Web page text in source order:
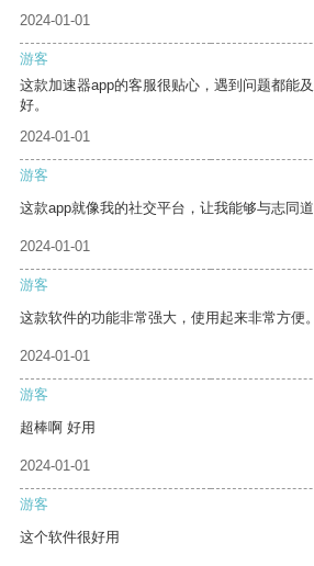
2024-01-01
游客
这款加速器app的客服很贴心，遇到问题都能
好。
2024-01-01
游客
这款app就像我的社交平台，让我能够与志同道
2024-01-01
游客
这款软件的功能非常强大，使用起来非常方便。
2024-01-01
游客
超棒啊 好用
2024-01-01
游客
这个软件很好用